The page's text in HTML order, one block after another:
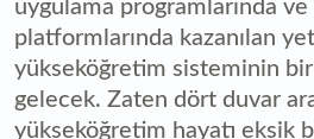
uygulama programlarında
platformlarında kazanılan
yükseköğretim sisteminin bir
gelecek. Zaten dört duvar
yükseköğretim hayatı eksik